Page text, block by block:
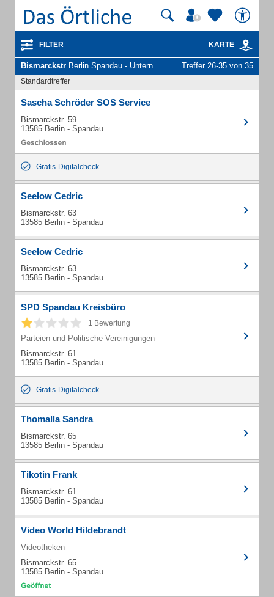
FILTER KARTE
Bismarckstr Berlin Spandau - Unternehmen und Personen Treffer 26-35 von 35
Standardtreffer
Sascha Schröder SOS Service
Bismarckstr. 59
13585 Berlin - Spandau
Gratis-Digitalcheck
Seelow Cedric
Bismarckstr. 63
13585 Berlin - Spandau
Seelow Cedric
Bismarckstr. 63
13585 Berlin - Spandau
SPD Spandau Kreisbüro
1 Bewertung
Parteien und Politische Vereinigungen
Bismarckstr. 61
13585 Berlin - Spandau
Gratis-Digitalcheck
Thomalla Sandra
Bismarckstr. 65
13585 Berlin - Spandau
Tikotin Frank
Bismarckstr. 61
13585 Berlin - Spandau
Video World Hildebrandt
Videotheken
Bismarckstr. 65
13585 Berlin - Spandau